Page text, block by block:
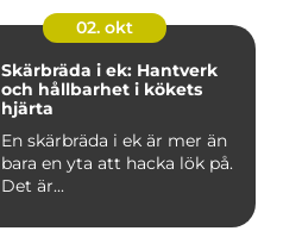
02. okt
Skärbräda i ek: Hantverk
och hållbarhet i kökets
hjärta
En skärbräda i ek är mer än
bara en yta att hacka lök på.
Det är...